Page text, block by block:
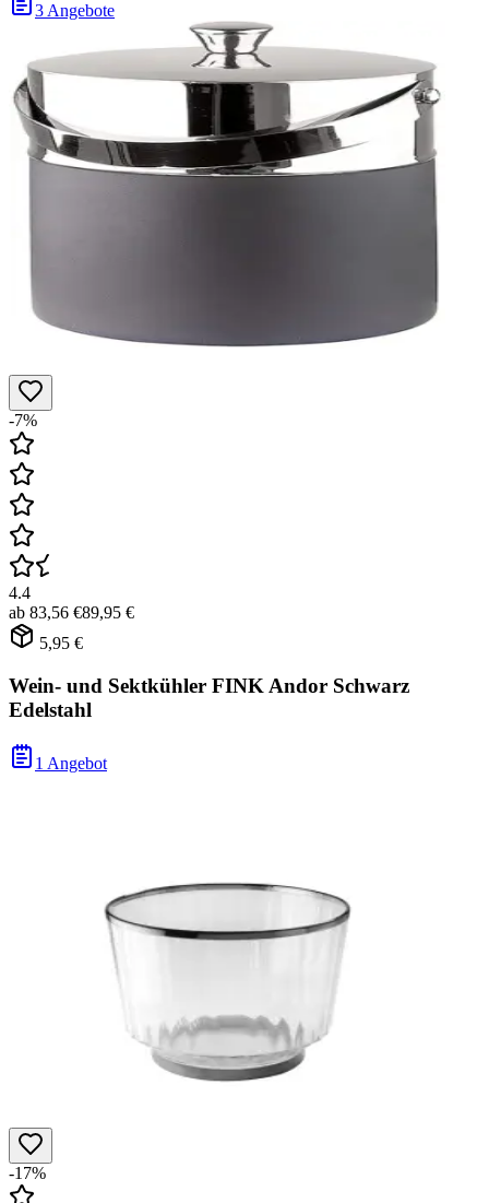
3 Angebote
-7%
4.4
ab 83,56 €89,95 €
5,95 €
Wein- und Sektkühler FINK Andor Schwarz
Edelstahl
1 Angebot
-17%